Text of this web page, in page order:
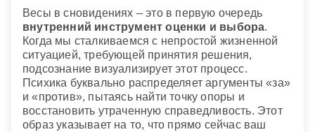
Весы в сновидениях – это в первую очередь
внутренний инструмент оценки и выбора.
Когда мы сталкиваемся с непростой жизненной
ситуацией, требующей принятия решения,
подсознание визуализирует этот процесс.
Психика буквально распределяет аргументы «за»
и «против», пытаясь найти точку опоры и
восстановить утраченную справедливость. Этот
образ указывает на то, что прямо сейчас ваш